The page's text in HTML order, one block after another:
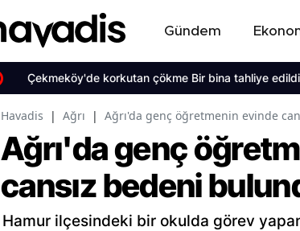
Gündem
Çekmeköy'de korkutan çökme Bir bina tahliye edildi
Havadis | Ağrı | Ağrı'da genç öğretmenin evinde
Ağrı'da genç
cansız bedeni
Hamur ilçesindeki bir okulda görev